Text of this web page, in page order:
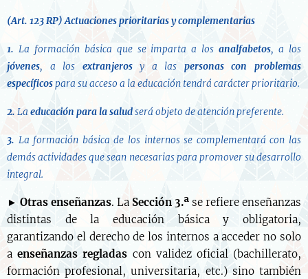
(Art. 123 RP) Actuaciones prioritarias y complementarias
1. La formación básica que se imparta a losanalfabetos, a los
jóvenes, a los extranjerosy a las personas con problemas
específicospara su acceso a la educación tendrá carácter prioritario.
2. La educación para la saludserá objeto de atención preferente.
3. La formación básica de los internos se complementará con las
demás actividades que sean necesarias para promover su desarrollo
integral.
► Otras enseñanzas. La Sección 3.ª se refiere enseñanzas
distintas de la educación básica y obligatoria,
garantizando el derecho de los internos a acceder no solo
aenseñanzas regladas con validez oficial (bachillerato,
formación profesional, universitaria, etc.) sino también